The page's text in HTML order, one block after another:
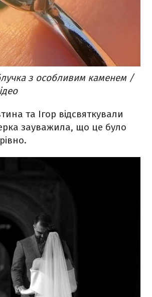
з особливим каменем /
та Ігор відсвяткували
зауважила, що це було